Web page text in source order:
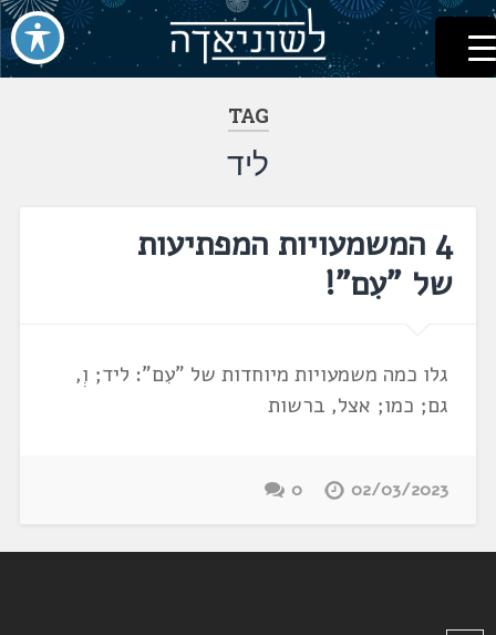
דלג
לתוכן
לשוניאדה
עברית. לשון. שפה
TAG
ליד
4 המשמעויות המפתיעות
של "עִם"!
גלו כמה משמעויות מיוחדות של "עִם": ליד; וְ,
גם; כמו; אצל, ברשות
02/03/2023
0